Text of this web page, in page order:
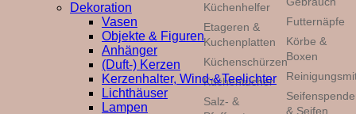
Küchenhelfer
Etageren &
Kuchenplatten
Küchenschürzen
Küchentücher
Salz- &
Futternäpfe
Körbe &
Boxen
& Seifen
Dekoration
Vasen
Objekte & Figuren
Anhänger
(Duft-) Kerzen
Kerzenhalter, Wind-&Teelichter
Lichthäuser
Lampen